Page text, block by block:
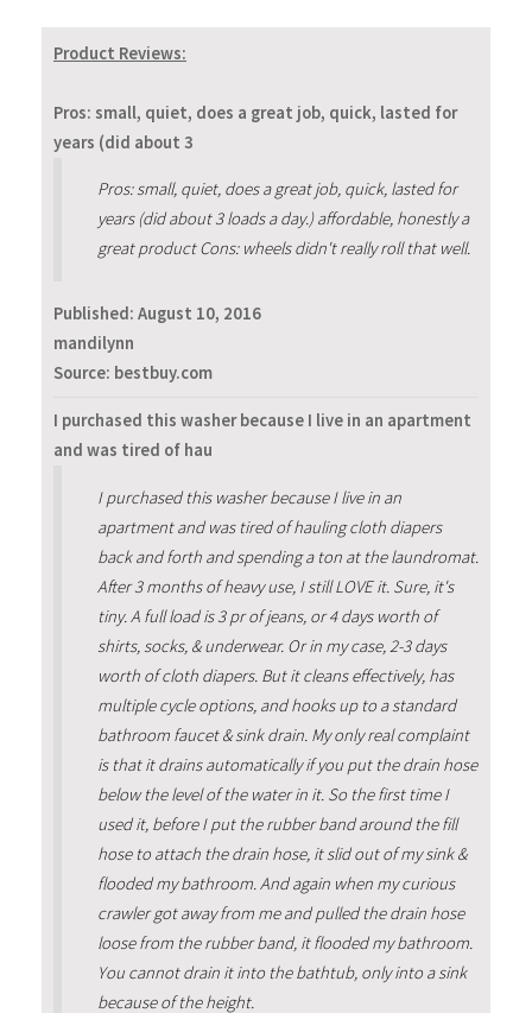
Product Reviews:
Pros: small, quiet, does a great job, quick, lasted for
years (did about 3
Pros: small, quiet, does a great job, quick, lasted for
years (did about 3 loads a day.) affordable, honestly a
great product Cons: wheels didn't really roll that well.
Published: August 10, 2016
mandilynn
Source: bestbuy.com
I purchased this washer because I live in an apartment
and was tired of hau
I purchased this washer because I live in an
apartment and was tired of hauling cloth diapers
back and forth and spending a ton at the laundromat.
After 3 months of heavy use, I still LOVE it. Sure, it's
tiny. A full load is 3 pr of jeans, or 4 days worth of
shirts, socks, & underwear. Or in my case, 2-3 days
worth of cloth diapers. But it cleans effectively, has
multiple cycle options, and hooks up to a standard
bathroom faucet & sink drain. My only real complaint
is that it drains automatically if you put the drain hose
below the level of the water in it. So the first time I
used it, before I put the rubber band around the fill
hose to attach the drain hose, it slid out of my sink &
flooded my bathroom. And again when my curious
crawler got away from me and pulled the drain hose
loose from the rubber band, it flooded my bathroom.
You cannot drain it into the bathtub, only into a sink
because of the height.